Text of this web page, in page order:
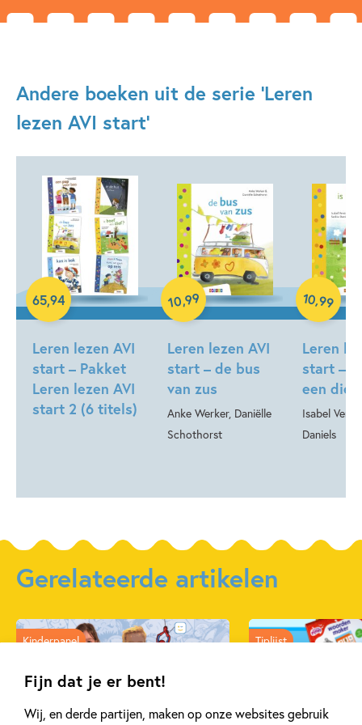
Fijn dat je er bent!
Wij, en derde partijen, maken op onze websites gebruik
Andere boeken uit de serie 'Leren
lezen AVI start'
Leren lezen AVI
start – Pakket
Leren lezen AVI
start 2 (6 titels)
65,94
Samengesteld pakket
Leren lezen AVI
start – de bus
van zus
Anke Werker, Daniëlle
Schothorst
10,99
Hardcover
Leren
start –
een
Isabel
Daniels
10,99
Hardcover
Gerelateerde artikelen
Kinderpanel Tiplijst